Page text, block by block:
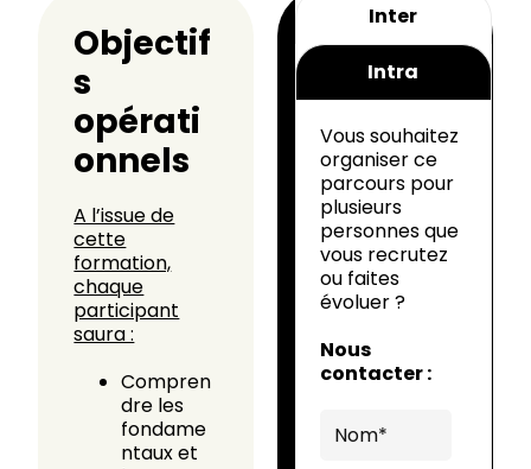
Objectif
s
opérati
onnels
A l’issue de
cette
formation,
chaque
participant
saura :
Compren
dre les
fondame
ntaux et
Inter
Intra
Vous souhaitez
organiser ce
parcours pour
plusieurs
personnes que
vous recrutez
ou faites
évoluer ?
Nous
contacter :